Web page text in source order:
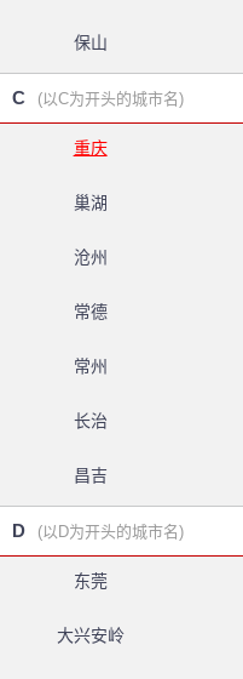
保山
C (以C为开头的城市名)
重庆
巢湖
沧州
常德
常州
长治
昌吉
D (以D为开头的城市名)
东莞
大兴安岭